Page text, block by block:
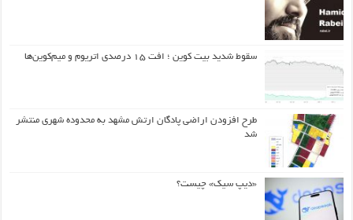
سقوط شدید بیت کوین ؛ افت ۱۵ درصدی اتریوم و میم‌کوین‌ها
طرح افزودن اراضی پادگان ارتش مشهد به محدوده شهری منتشر
شد
«دیپ سیک» چیست؟